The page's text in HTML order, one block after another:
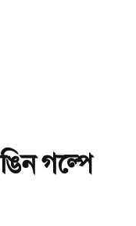
গল্পে